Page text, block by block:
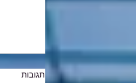
תגובות